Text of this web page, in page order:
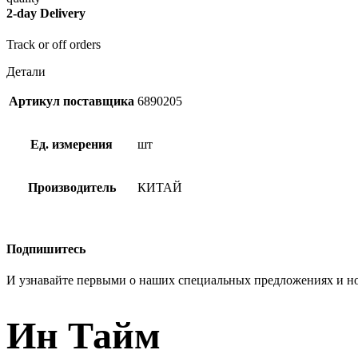
2-day Delivery
Track or off orders
Детали
Артикул поставщика 6890205
Ед. измерения шт
Производитель КИТАЙ
Подпишитесь
И узнавайте первыми о наших специальных предложениях и
Ин Тайм